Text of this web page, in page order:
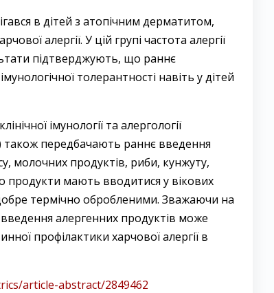
в дітей з атопічним дерматитом,
алергії. У цій групі частота алергії
підтверджують, що раннє
толерантності навіть у дітей
імунології та алергології
передбачають раннє введення
молочних продуктів, риби, кунжуту,
продукти мають вводитися у вікових
термічно обробленими. Зважаючи на
алергенних продуктів може
профілактики харчової алергії в
article-abstract/2849462